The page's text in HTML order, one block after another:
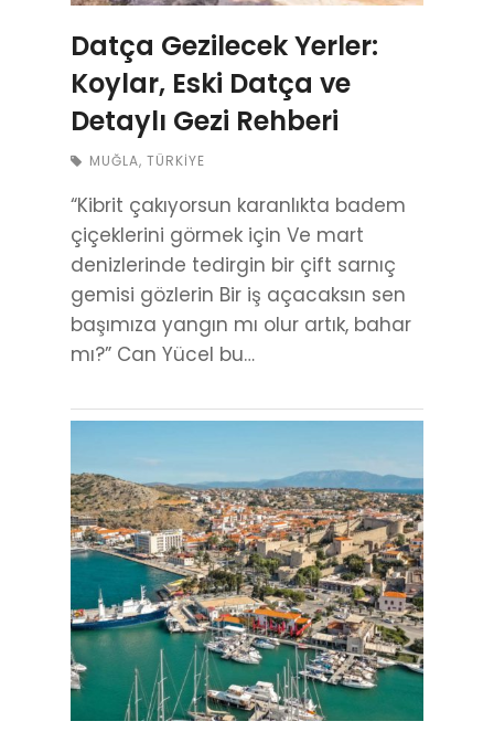
Datça Gezilecek Yerler:
Koylar, Eski Datça ve
Detaylı Gezi Rehberi
MUĞLA, TÜRKIYE
“Kibrit çakıyorsun karanlıkta badem
çiçeklerini görmek için Ve mart
denizlerinde tedirgin bir çift sarnıç
gemisi gözlerin Bir iş açacaksın sen
başımıza yangın mı olur artık, bahar
mı?” Can Yücel bu…